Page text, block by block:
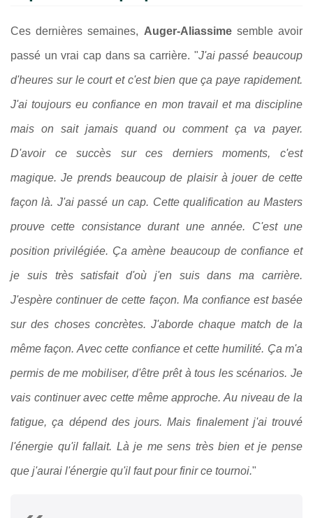
Ces dernières semaines, Auger-Aliassimesemble avoir
passé un vrai cap dans sa carrière. "J'ai passé beaucoup
d'heures sur le court et c'est bien que ça paye rapidement.
J'ai toujours eu confiance en mon travail et ma discipline
mais on sait jamais quand ou comment ça va payer.
D'avoir ce succès sur ces derniers moments, c'est
magique. Je prends beaucoup de plaisir à jouer de cette
façon là. J'ai passé un cap. Cette qualification au Masters
prouve cette consistance durant une année. C'est une
position privilégiée. Ça amène beaucoup de confiance et
je suis très satisfait d'où j'en suis dans ma carrière.
J'espère continuer de cette façon. Ma confiance est basée
sur des choses concrètes. J'aborde chaque match de la
même façon. Avec cette confiance et cette humilité. Ça m'a
permis de me mobiliser, d'être prêt à tous les scénarios. Je
vais continuer avec cette même approche. Au niveau de la
fatigue, ça dépend des jours. Mais finalement j'ai trouvé
l'énergie qu'il fallait. Là je me sens très bien et je pense
que j'aurai l'énergie qu'il faut pour finir ce tournoi."